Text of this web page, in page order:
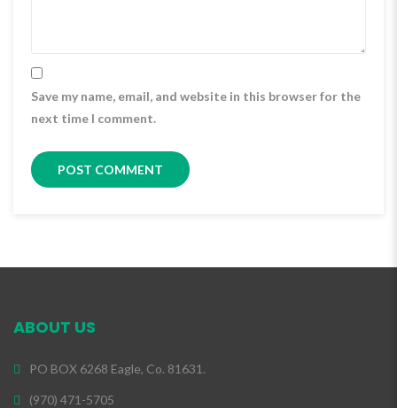
Save my name, email, and website in this browser for the
next time I comment.
ABOUT US
PO BOX 6268 Eagle, Co. 81631.
(970) 471-5705